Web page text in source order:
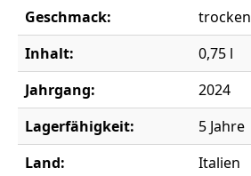
Geschmack:
trocken
Inhalt:
0,75 l
Jahrgang:
2024
Lagerfähigkeit:
5 Jahre
Land:
Italien